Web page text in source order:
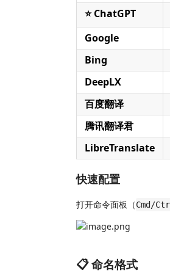
⭐ ChatGPT
Google
Bing
DeepLX
百度翻译
腾讯翻译君
LibreTranslate
快速配置
打开命令面板（Cmd/
📋 命名格式